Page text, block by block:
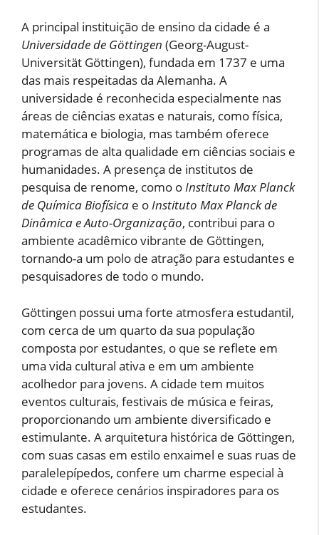
A principal instituição de ensino da cidade é a
Universidade de Göttingen (Georg-August-
Universität Göttingen), fundada em 1737 e uma
das mais respeitadas da Alemanha. A
universidade é reconhecida especialmente nas
áreas de ciências exatas e naturais, como física,
matemática e biologia, mas também oferece
programas de alta qualidade em ciências sociais e
humanidades. A presença de institutos de
pesquisa de renome, como oInstituto Max Planck
de Química Biofísica e oInstituto Max Planck de
Dinâmica e Auto-Organização, contribui para o
ambiente acadêmico vibrante de Göttingen,
tornando-a um polo de atração para estudantes e
pesquisadores de todo o mundo.
Göttingen possui uma forte atmosfera estudantil,
com cerca de um quarto da sua população
composta por estudantes, o que se reflete em
uma vida cultural ativa e em um ambiente
acolhedor para jovens. A cidade tem muitos
eventos culturais, festivais de música e feiras,
proporcionando um ambiente diversificado e
estimulante. A arquitetura histórica de Göttingen,
com suas casas em estilo enxaimel e suas ruas de
paralelepípedos, confere um charme especial à
cidade e oferece cenários inspiradores para os
estudantes.